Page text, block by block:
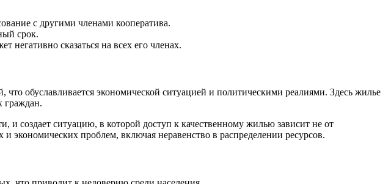
с другими членами кооператива.
срок.
негативно сказаться на всех его членах.
обуславливается экономической ситуацией и политическими реалиями. Здесь жилье
граждан.
создает ситуацию, в которой доступ к качественному жилью зависит не от
экономических проблем, включая неравенство в распределении ресурсов.